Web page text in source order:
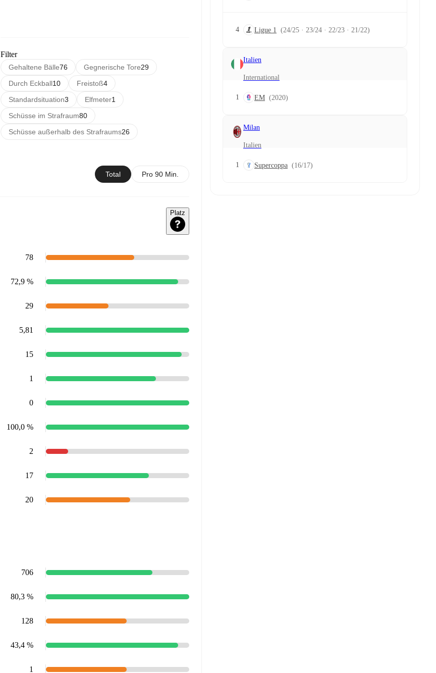
Filter
Gehaltene Bälle76 Gegnerische Tore29
Durch Eckball10 Freistoß4
Standardsituation3 Elfmeter1
Schüsse im Strafraum80
Schüsse außerhalb des Strafraums26
Total Pro 90 Min.
Platz
78
72,9 %
29
5,81
15
1
0
100,0 %
2
17
20
706
80,3 %
128
43,4 %
1
4 Ligue 1 (24/25 · 23/24 · 22/23 · 21/22)
Italien
International
1 EM (2020)
Milan
Italien
1 Supercoppa (16/17)